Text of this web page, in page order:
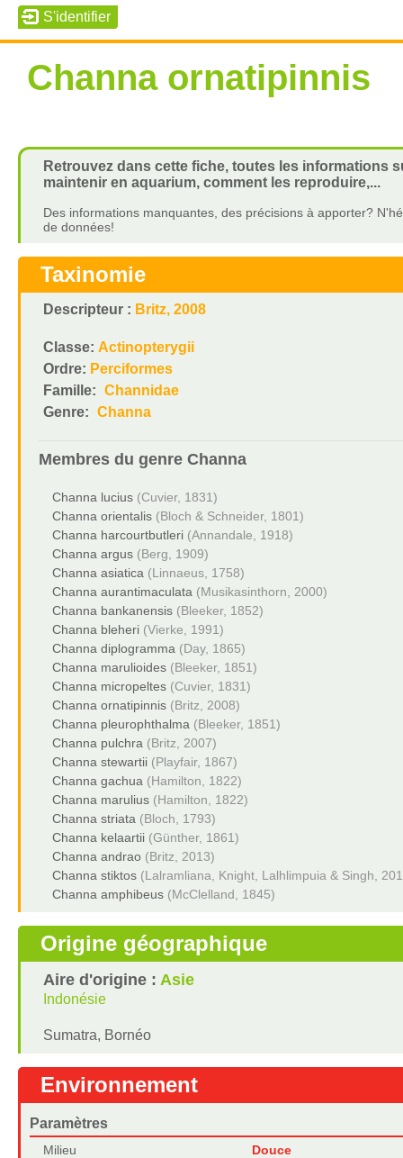
Channa ornatipinnis
Retrouvez dans cette fiche, toutes les informations
maintenir en aquarium, comment les reproduire,...
Des informations manquantes, des précisions à apporter?
de données!
Taxinomie
Descripteur : Britz, 2008
Classe: Actinopterygii
Ordre: Perciformes
Famille: Channidae
Genre: Channa
Membres du genre Channa
Channa lucius (Cuvier, 1831)
Channa orientalis (Bloch & Schneider, 1801)
Channa harcourtbutleri (Annandale, 1918)
Channa argus (Berg, 1909)
Channa asiatica (Linnaeus, 1758)
Channa aurantimaculata (Musikasinthorn, 2000)
Channa bankanensis (Bleeker, 1852)
Channa bleheri (Vierke, 1991)
Channa diplogramma (Day, 1865)
Channa marulioides (Bleeker, 1851)
Channa micropeltes (Cuvier, 1831)
Channa ornatipinnis (Britz, 2008)
Channa pleurophthalma (Bleeker, 1851)
Channa pulchra (Britz, 2007)
Channa stewartii (Playfair, 1867)
Channa gachua (Hamilton, 1822)
Channa marulius (Hamilton, 1822)
Channa striata (Bloch, 1793)
Channa kelaartii (Günther, 1861)
Channa andrao (Britz, 2013)
Channa stiktos (Lalramliana, Knight, Lalhlimpuia & Singh,
Channa amphibeus (McClelland, 1845)
Origine géographique
Aire d'origine : Asie
Indonésie
Sumatra, Bornéo
Environnement
Paramètres
Milieu Douce